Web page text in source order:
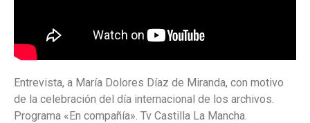
Entrevista, a María Dolores Díaz de Miranda, con motivo
de la celebración del día internacional de los archivos.
Programa «En compañía». Tv Castilla La Mancha.